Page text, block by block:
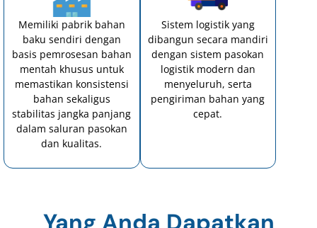
Memiliki pabrik bahan
baku sendiri dengan
basis pemrosesan bahan
mentah khusus untuk
memastikan konsistensi
bahan sekaligus
stabilitas jangka panjang
dalam saluran pasokan
dan kualitas.
Sistem logistik yang
dibangun secara mandiri
dengan sistem pasokan
logistik modern dan
menyeluruh, serta
pengiriman bahan yang
cepat.